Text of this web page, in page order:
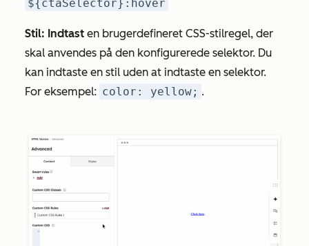
${ctaSelector}:hover
Stil: Indtast en brugerdefineret CSS-stilregel, der
skal anvendes på den konfigurerede selektor. Du
kan indtaste en stil uden at indtaste en selektor.
For eksempel: color: yellow; .